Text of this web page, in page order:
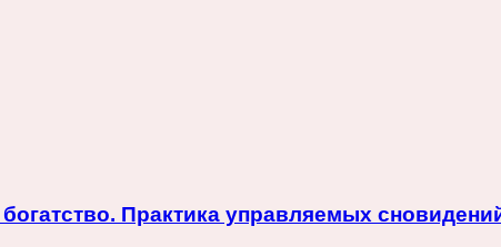
Практика управляемых